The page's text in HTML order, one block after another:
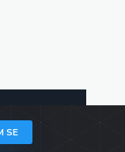
SE